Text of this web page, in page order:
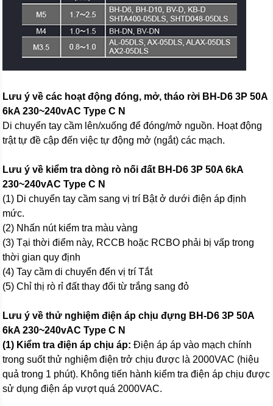
Lưu ý về các hoạt động đóng, mở, tháo rời BH-D6 3P 50A
6kA 230~240vAC Type C N
Di chuyển tay cầm lên/xuống để đóng/mở nguồn. Hoạt động
trật tự đề cập đến việc tự động mở (ngắt) các mạch.
Lưu ý về kiểm tra dòng rò nối đất BH-D6 3P 50A 6kA
230~240vAC Type C N
(1) Di chuyển tay cầm sang vị trí Bật ở dưới điện áp định
mức.
(2) Nhấn nút kiểm tra màu vàng
(3) Tại thời điểm này, RCCB hoặc RCBO phải bị vấp trong
thời gian quy định
(4) Tay cầm di chuyển đến vị trí Tắt
(5) Chỉ thị rò rỉ đất thay đổi từ trắng sang đỏ
Lưu ý về thử nghiệm điện áp chịu đựng BH-D6 3P 50A
6kA 230~240vAC Type C N
(1) Kiểm tra điện áp chịu áp: Điện áp áp vào mạch chính
trong suốt thử nghiệm điện trở chịu được là 2000VAC (hiệu
quả trong 1 phút). Không tiến hành kiểm tra điện áp chịu được
sử dụng điện áp vượt quá 2000VAC.